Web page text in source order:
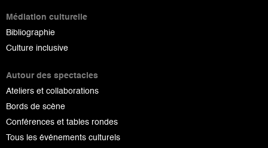
Médiation culturelle
Bibliographie
Culture inclusive
Autour des spectacles
Ateliers et collaborations
Bords de scène
Conférences et tables rondes
Tous les événements culturels